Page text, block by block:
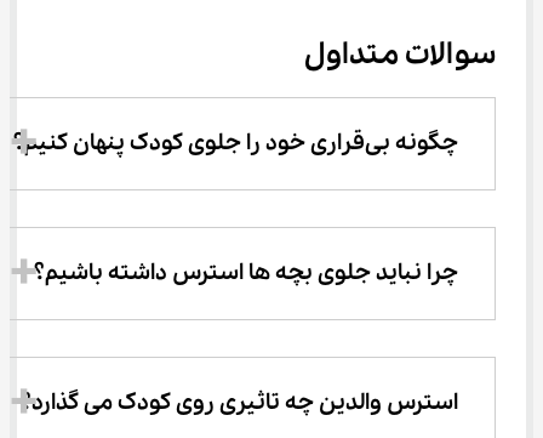
سوالات متداول
چگونه بی‌قراری خود را جلوی کودک پنهان کنیم؟
چرا نباید جلوی بچه ها استرس داشته باشیم؟
استرس والدین چه تاثیری روی کودک می گذارد؟